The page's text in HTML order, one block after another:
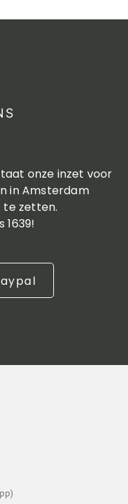
onze inzet voor
in Amsterdam
zetten.
1639!